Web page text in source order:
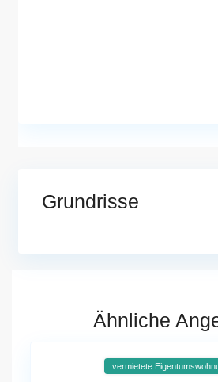
Grundrisse
Ähnliche
vermietete